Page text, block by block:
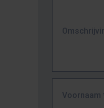
Voornaam